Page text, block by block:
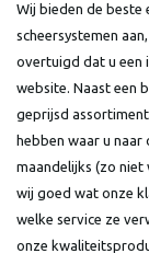
Wij bieden de beste
scheersystemen
overtuigd dat u een
website. Naast een
geprijsd
hebben waar u
maandelijks (zo niet
wij goed wat onze
welke service ze
onze